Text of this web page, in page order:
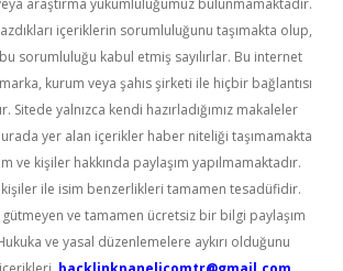
araştırma yükümlülüğümüz bulunmamaktadır.
içeriklerin sorumluluğunu taşımakta olup,
sorumluluğu kabul etmiş sayılırlar. Bu internet
kurum veya şahıs şirketi ile hiçbir bağlantısı
Sitede yalnızca kendi hazırladığımız makaleler
yer alan içerikler haber niteliği taşımamakta
ve kişiler hakkında paylaşım yapılmamaktadır.
ile isim benzerlikleri tamamen tesadüfidir.
gütmeyen ve tamamen ücretsiz bir bilgi paylaşım
ve yasal düzenlemelere aykırı olduğunu